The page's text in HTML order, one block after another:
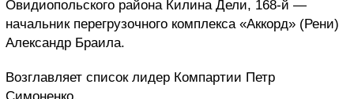
Овидиопольского района Килина Дели, 168-й —
начальник перегрузочного комплекса «Аккорд» (Рени)
Александр Браила.
Возглавляет список лидер Компартии Петр